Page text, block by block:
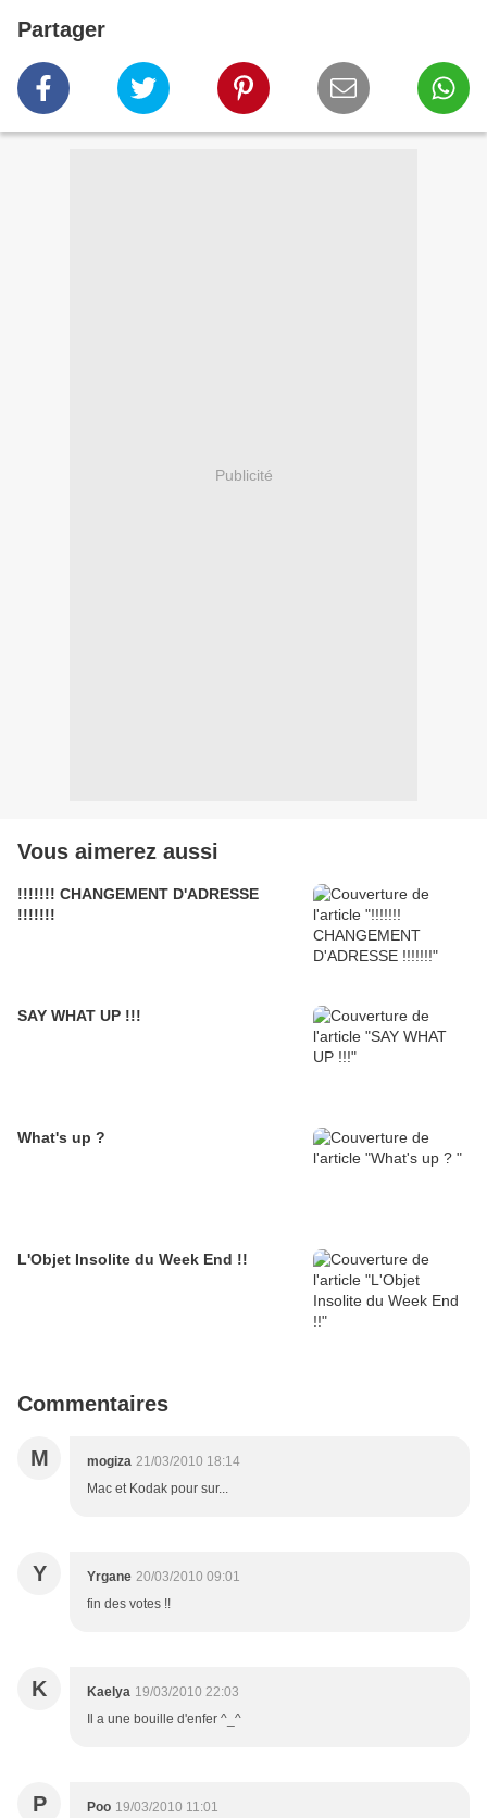
Partager
Publicité
Vous aimerez aussi
!!!!!!! CHANGEMENT D'ADRESSE
!!!!!!!
SAY WHAT UP !!!
What's up ?
L'Objet Insolite du Week End !!
Commentaires
M mogiza 21/03/2010 18:14
Mac et Kodak pour sur...
Y Yrgane 20/03/2010 09:01
fin des votes !!
K Kaelya 19/03/2010 22:03
Il a une bouille d'enfer ^_^
P Poo 19/03/2010 11:01